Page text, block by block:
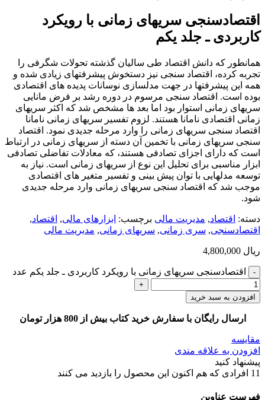
اقتصادسنجی سریهای زمانی با رویکرد
کاربردی ـ جلد یکم
همانطور که دانش اقتصاد طی سالیان گذشته تحولات شگرفی را
تجربه کرده، اقتصاد سنجی نیز دستخوش پیشرفتهای زیادی شده و
همه این پیشرفتها در جهت مدلسازی نوسانات پدیده های اقتصادی
بوده است. اقتصاد سنجی مرسوم در دوره رشد بر فرض مانایی
سریهای زمانی استوار بود اما بعد ها مشخص شد که اکثر سریهای
زمانی اقتصادی نامانا هستند. لزوم تفسیر سریهای زمانی نامانا
اقتصاد سنجی سریهای زمانی را وارد مرحله جدیدی نمود. اقتصاد
سنجی سریهای زمانی با تخمین آن دسته از سریهای زمانی در ارتباط
است که دارای اجزای تصادفی هستند، که معادلات تفاضلی تصادفی
ابزار مناسبی برای تحلیل این نوع از سریهای زمانی است. نیاز به
توسعه مدلهایی با توان پیش بینی و تفسیر متغیر های اقتصادی
موجب شد که اقتصاد سنجی سریهای زمانی وارد مرحله جدیدی
شود.
دسته: اقتصاد, مدیریت مالی برچسب: ابزارهای مالی, اقتصاد,
اقتصادسنجی, سری زمانی, سریهای زمانی, مدیریت مالی
ریال
اقتصادسنجی سریهای زمانی با رویکرد کاربردی ـ جلد یکم عدد
افزودن به سبد خرید
ارسال رایگان با سفارش خرید کتاب بیش از 800 هزار تومان
مقایسه
افزودن به علاقه مندی
پیشنهاد کنید
11 افرادی که هم اکنون این محصول را بازدید می کنند
فهرست عناوین